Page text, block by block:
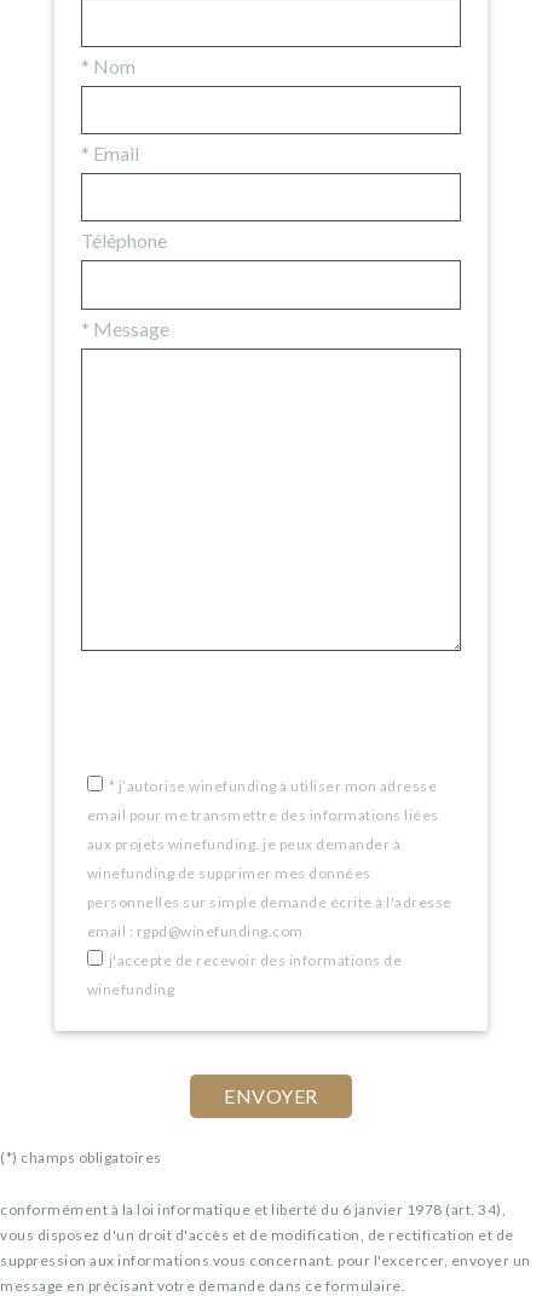
* Nom
* Email
Téléphone
* Message
* j’autorise winefunding à utiliser mon adresse
email pour me transmettre des informations liées
aux projets winefunding. je peux demander à
winefunding de supprimer mes données
personnelles sur simple demande écrite à l'adresse
email : rgpd@winefunding.com
j'accepte de recevoir des informations de
winefunding
(*) champs obligatoires
conformément à la loi informatique et liberté du 6 janvier 1978 (art. 34),
vous disposez d'un droit d'accès et de modification, de rectification et de
suppression aux informations vous concernant. pour l'excercer, envoyer un
message en précisant votre demande dans ce formulaire.